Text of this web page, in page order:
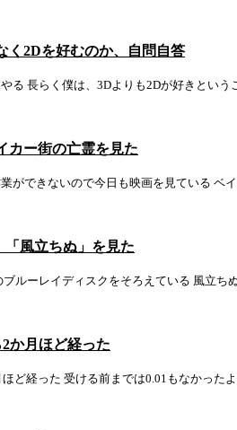
く2Dを好むのか、自問自答
る 長らく僕は、3Dよりも2Dが好きとい
カー街の亡霊を見た
ができないので今日も映画を見ている ベ
風立ちぬ」を見た
ブルーレイディスクをそろえている 風立
か月ほど経った
ど経った 受ける前までは0.01もなかった